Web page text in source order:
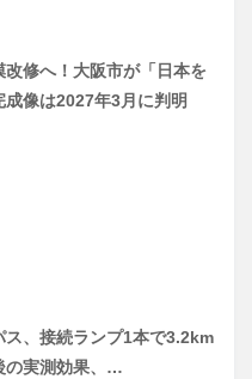
修へ！大阪市が「日本を
像は2027年3月に判明
、接続ランプ1本で3.2km
の実測効果、…